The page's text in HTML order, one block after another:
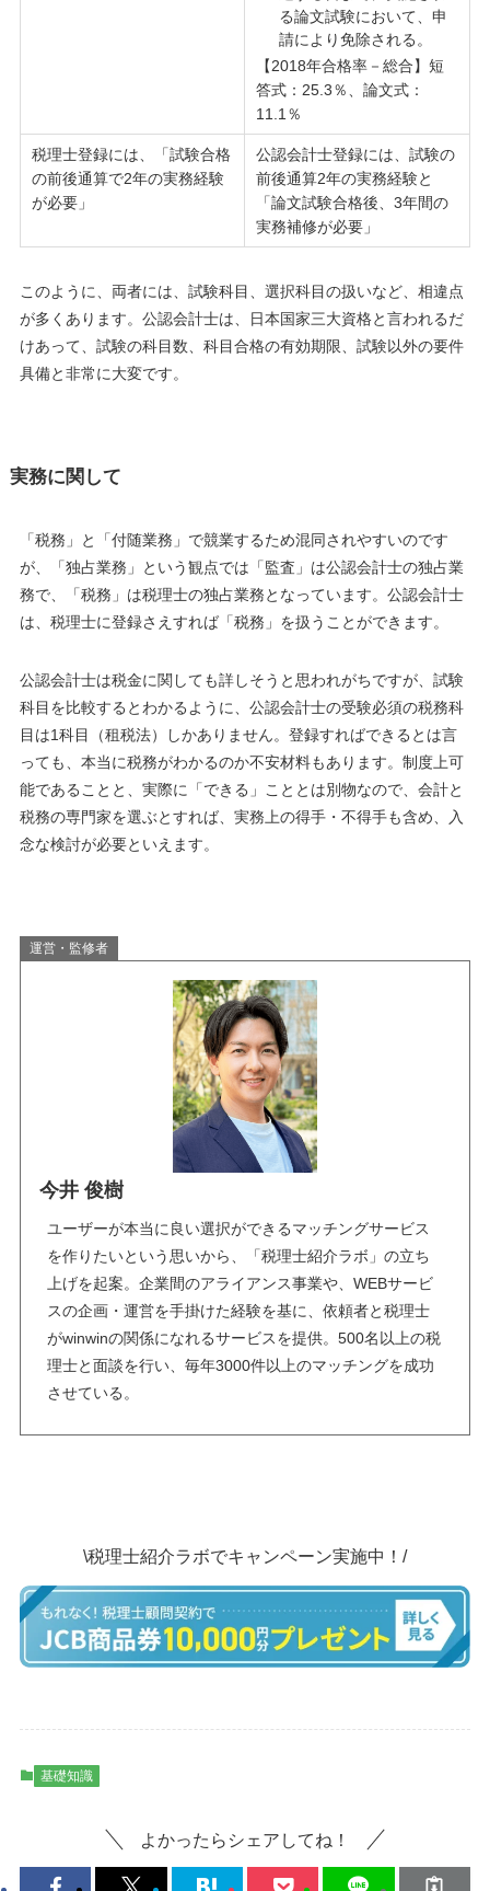
る論文試験において、申
請により免除される。
【2018年合格率－総合】短
答式：25.3％、論文式：
11.1％
税理士登録には、「試験合格
の前後通算で2年の実務経験
が必要」
公認会計士登録には、試験の
前後通算2年の実務経験と
「論文試験合格後、3年間の
実務補修が必要」
このように、両者には、試験科目、選択科目の扱いなど、相違点
が多くあります。公認会計士は、日本国家三大資格と言われるだ
けあって、試験の科目数、科目合格の有効期限、試験以外の要件
具備と非常に大変です。
実務に関して
「税務」と「付随業務」で競業するため混同されやすいのです
が、「独占業務」という観点では「監査」は公認会計士の独占業
務で、「税務」は税理士の独占業務となっています。公認会計士
は、税理士に登録さえすれば「税務」を扱うことができます。
公認会計士は税金に関しても詳しそうと思われがちですが、試験
科目を比較するとわかるように、公認会計士の受験必須の税務科
目は1科目（租税法）しかありません。登録すればできるとは言
っても、本当に税務がわかるのか不安材料もあります。制度上可
能であることと、実際に「できる」こととは別物なので、会計と
税務の専門家を選ぶとすれば、実務上の得手・不得手も含め、入
念な検討が必要といえます。
運営・監修者
今井 俊樹
ユーザーが本当に良い選択ができるマッチングサービス
を作りたいという思いから、「税理士紹介ラボ」の立ち
上げを起案。企業間のアライアンス事業や、WEBサービ
スの企画・運営を手掛けた経験を基に、依頼者と税理士
がwinwinの関係になれるサービスを提供。500名以上の税
理士と面談を行い、毎年3000件以上のマッチングを成功
させている。
\税理士紹介ラボでキャンペーン実施中！/
基礎知識
よかったらシェアしてね！